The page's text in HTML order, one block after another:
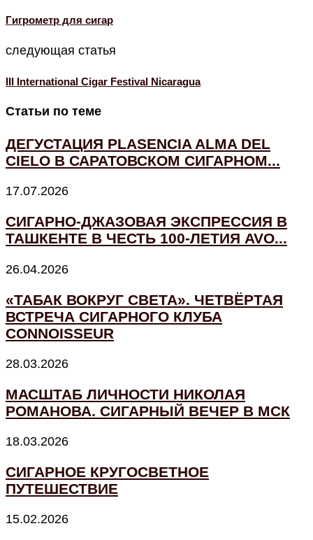
Гигрометр для сигар
следующая статья
III International Cigar Festival Nicaragua
Статьи по теме
ДЕГУСТАЦИЯ PLASENCIA ALMA DEL
CIELO В САРАТОВСКОМ СИГАРНОМ...
17.07.2026
СИГАРНО-ДЖАЗОВАЯ ЭКСПРЕССИЯ В
ТАШКЕНТЕ В ЧЕСТЬ 100-ЛЕТИЯ AVO...
26.04.2026
«ТАБАК ВОКРУГ СВЕТА». ЧЕТВЁРТАЯ
ВСТРЕЧА СИГАРНОГО КЛУБА
CONNOISSEUR
28.03.2026
МАСШТАБ ЛИЧНОСТИ НИКОЛАЯ
РОМАНОВА. СИГАРНЫЙ ВЕЧЕР В МСК
18.03.2026
СИГАРНОЕ КРУГОСВЕТНОЕ
ПУТЕШЕСТВИЕ
15.02.2026